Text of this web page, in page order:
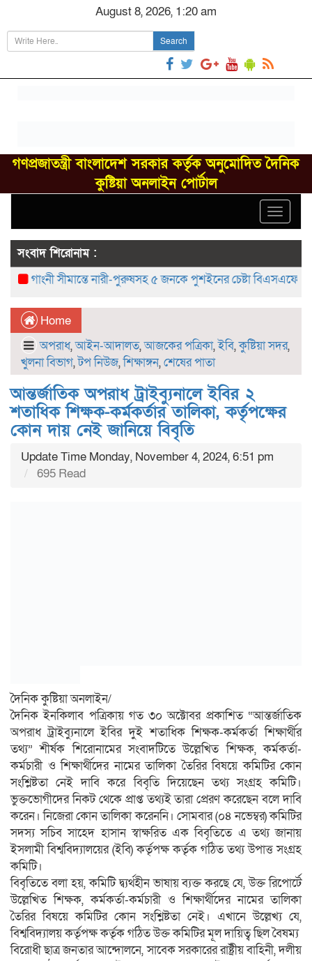
August 8, 2026, 1:20 am
Search
গণপ্রজাতন্ত্রী বাংলাদেশ সরকার কর্তৃক অনুমোদিত দৈনিক
কুষ্টিয়া অনলাইন পোর্টাল
Toggle
সংবাদ শিরোনাম :
গাংনী সীমান্তে নারী-পুরুষসহ ৫ জনকে পুশইনের চেষ্টা বিএসএফের,
Home
অপরাধ,আইন-আদালত,আজকের পত্রিকা,ইবি,কুষ্টিয়া সদর,
খুলনা বিভাগ,টপ নিউজ,শিক্ষাঙ্গন,শেষের পাতা
আন্তর্জাতিক অপরাধ ট্রাইব্যুনালে ইবির ২
শতাধিক শিক্ষক-কর্মকর্তার তালিকা, কর্তৃপক্ষের
কোন দায় নেই জানিয়ে বিবৃতি
Update Time Monday, November 4, 2024, 6:51 pm
695 Read
দৈনিক কুষ্টিয়া অনলাইন/
দৈনিক ইনকিলাব পত্রিকায় গত ৩০ অক্টোবর প্রকাশিত “আন্তর্জাতিক
অপরাধ ট্রাইব্যুনালে ইবির দুই শতাধিক শিক্ষক-কর্মকর্তা শিক্ষার্থীর
তথ্য” শীর্ষক শিরোনামের সংবাদটিতে উল্লেখিত শিক্ষক, কর্মকর্তা-
কর্মচারী ও শিক্ষার্থীদের নামের তালিকা তৈরির বিষয়ে কমিটির কোন
সংশ্লিষ্টতা নেই দাবি করে বিবৃতি দিয়েছেন তথ্য সংগ্রহ কমিটি।
ভুক্তভোগীদের নিকট থেকে প্রাপ্ত তথ্যই তারা প্রেরণ করেছেন বলে দাবি
করেন। নিজেরা কোন তালিকা করেননি। সোমবার (০৪ নভেম্বর) কমিটির
সদস্য সচিব সাহেদ হাসান স্বাক্ষরিত এক বিবৃতিতে এ তথ্য জানায়
ইসলামী বিশ্ববিদ্যালয়ের (ইবি) কর্তৃপক্ষ কর্তৃক গঠিত তথ্য উপাত্ত সংগ্রহ
কমিটি।
বিবৃতিতে বলা হয়, কমিটি দ্ব্যর্থহীন ভাষায় ব্যক্ত করছে যে, উক্ত রিপোর্টে
উল্লেখিত শিক্ষক, কর্মকর্তা-কর্মচারী ও শিক্ষার্থীদের নামের তালিকা
তৈরির বিষয়ে কমিটির কোন সংশ্লিষ্টতা নেই। এখানে উল্লেখ্য যে,
বিশ্ববিদ্যালয় কর্তৃপক্ষ কর্তৃক গঠিত উক্ত কমিটির মূল দায়িত্ব ছিল বৈষম্য
বিরোধী ছাত্র জনতার আন্দোলনে, সাবেক সরকারের রাষ্ট্রীয় বাহিনী, দলীয়